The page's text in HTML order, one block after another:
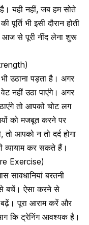
यही नहीं, जब हम सोते
भी इसी दौरान होती
आज से पूरीनींद लेना शुरू
उठाना पड़ता है। अगर
नहीं उठा पाएंगे। अगर
तो आपको चोट लग
को मजबूत करने पर
आपको न तो दर्द होगा
कर सकते हैं।
Exercise)
सावधानियां बरतनी
बचें। ऐसा करने से
बढ़ें। पूरा आराम करें और
कि ट्रेनिंग आवश्यक है।